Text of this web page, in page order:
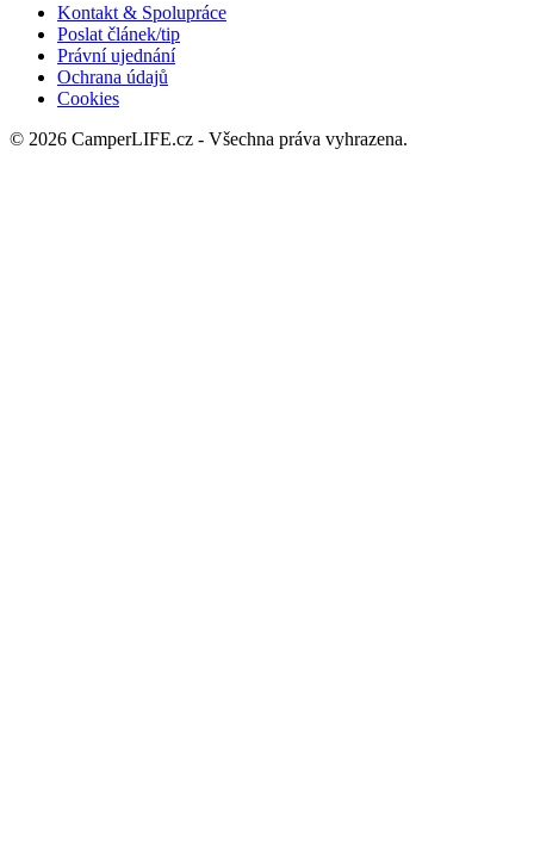
Kontakt & Spolupráce
Poslat článek/tip
Právní ujednání
Ochrana údajů
Cookies
© 2026 CamperLIFE.cz - Všechna práva vyhrazena.